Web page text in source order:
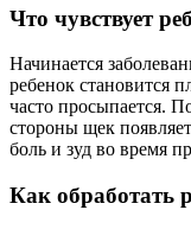
Что чувствует
Начинается
ребенок становится
часто просыпается.
стороны щек
боль и зуд во время
Как обработать